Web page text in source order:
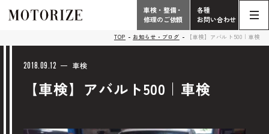
こだわり
輸入車買取査定依頼
Phone
電話受付時間 10:00 - 18:30（月曜定休）
Contact
車検・整備・
修理のご依頼
各種
お問い合わせ
TOP お知らせ・ブログ 【車検】アバルト500｜車検
2018.09.12 車検
【車検】アバルト500｜車検